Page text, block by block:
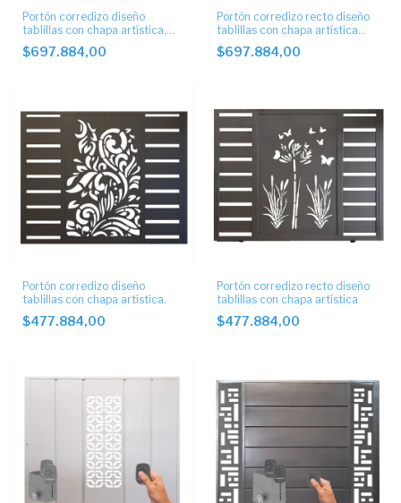
Portón corredizo diseño
tablillas con chapa artística,
automático.
$697.884,00
Portón corredizo recto diseño
tablillas con chapa artística
automático
$697.884,00
Portón corredizo diseño
tablillas con chapa artística.
$477.884,00
Portón corredizo recto diseño
tablillas con chapa artística
$477.884,00